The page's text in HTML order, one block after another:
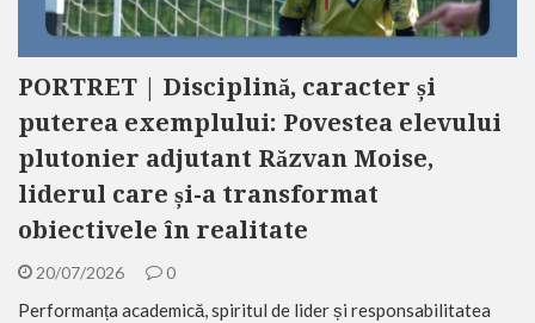
PORTRET | Disciplină, caracter și
puterea exemplului: Povestea elevului
plutonier adjutant Răzvan Moise,
liderul care și-a transformat
obiectivele în realitate
20/07/2026 0
Performanța academică, spiritul de lider și responsabilitatea